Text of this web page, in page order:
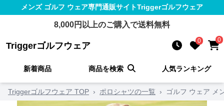
メンズ ゴルフ ウェア専門通販サイトTriggerゴルフウェア
8,000円以上のご購入で送料無料
Triggerゴルフウェア 0 0
新着商品 商品を検索 人気ランキング
Triggerゴルフウェア TOP › ポロシャツの一覧 › ゴルフ ウェア メ